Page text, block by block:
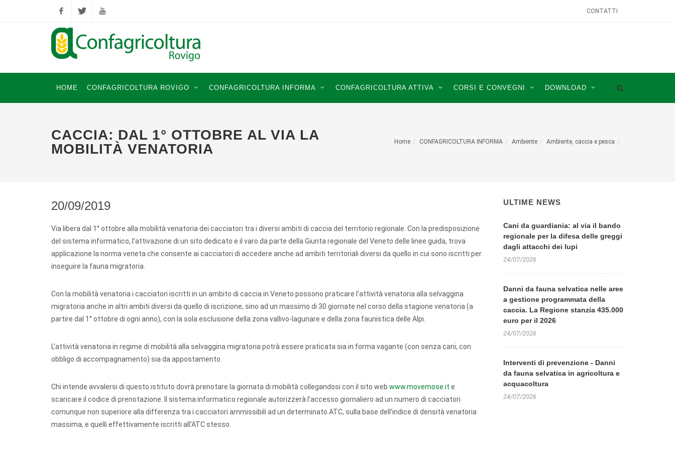
FacebookTwitter YouTube
CONTATTI
HOME CONFAGRICOLTURA ROVIGO CONFAGRICOLTURA INFORMA CONFAGRICOLTURA ATTIVA CORSI E CONVEGNI DOWNLOAD
CACCIA: DAL 1° OTTOBRE AL VIA LA
MOBILITÀ VENATORIA
Home CONFAGRICOLTURA INFORMA Ambiente Ambiente, caccia e pesca
20/09/2019
Via libera dal 1° ottobre alla mobilità venatoria dei cacciatori tra i diversi ambiti di caccia del territorio regionale. Con la predisposizione
del sistema informatico, l’attivazione di un sito dedicato e il varo da parte della Giunta regionale del Veneto delle linee guida, trova
applicazione la norma veneta che consente ai cacciatori di accedere anche ad ambiti territoriali diversi da quello in cui sono iscritti per
inseguire la fauna migratoria.
Con la mobilità venatoria i cacciatori iscritti in un ambito di caccia in Veneto possono praticare l’attività venatoria alla selvaggina
migratoria anche in altri ambiti diversi da quello di iscrizione, sino ad un massimo di 30 giornate nel corso della stagione venatoria (a
partire dal 1° ottobre di ogni anno), con la sola esclusione della zona vallivo-lagunare e della zona faunistica delle Alpi.
L’attività venatoria in regime di mobilità alla selvaggina migratoria potrà essere praticata sia in forma vagante (con senza cani, con
obbligo di accompagnamento) sia da appostamento.
Chi intende avvalersi di questo istituto dovrà prenotare la giornata di mobilità collegandosi con il sito web www.movemose.it e
scaricare il codice di prenotazione. Il sistema informatico regionale autorizzerà l’accesso giornaliero ad un numero di cacciatori
comunque non superiore alla differenza tra i cacciatori ammissibili ad un determinato ATC, sulla base dell’indice di densità venatoria
massima, e quelli effettivamente iscritti all’ATC stesso.
ULTIME NEWS
Cani da guardiania: al via il bando
regionale per la difesa delle greggi
dagli attacchi dei lupi
24/07/2026
Danni da fauna selvatica nelle aree
a gestione programmata della
caccia. La Regione stanzia 435.000
euro per il 2026
24/07/2026
Interventi di prevenzione - Danni
da fauna selvatica in agricoltura e
acquacoltura
24/07/2026